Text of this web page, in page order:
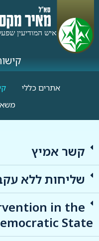
אתרים כללי
קשר אמיץ
שליחות ללא
in the
State